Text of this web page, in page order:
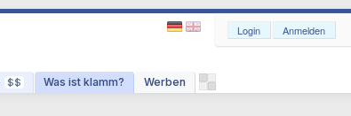
$$ Was ist klamm? Werben
Login Anmelden